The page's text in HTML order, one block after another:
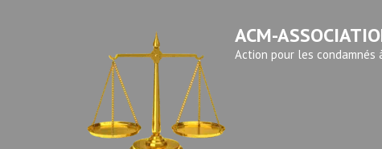
ACM-
Action pour les condamnés